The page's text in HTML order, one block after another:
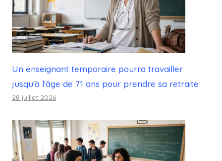
Un enseignant temporaire pourra travailler
jusqu'à l'âge de 71 ans pour prendre sa retraite
28 juillet 2026